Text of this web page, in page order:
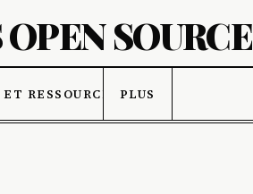
SOURCE
RESSOURCES IA
PLUS